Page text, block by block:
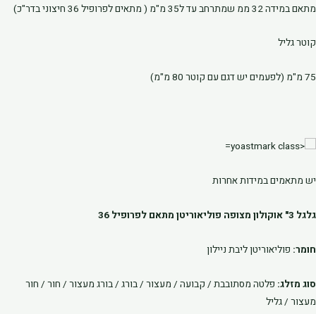
מתאם במידה 32 ממ שמתרחב עד ל35 מ"מ ( מתאים לפרופיל 36 חיצוני בדר"כ)
קוטר גליל
75 מ"מ (לפעמים יש דגם עם קוטר 80 מ"מ)
יש מתאמים במידות אחרות
גלגל 3" אוקולון מצופה פוליאוריטן מתאם לפרופיל 36
חומר: פוליאוריטן ליבת ניילון
סוג מזלג: פלטה מסתובבת / קבועה / מעצור / בורג / בורג מעצור / חור / חור
מעצור / גליל